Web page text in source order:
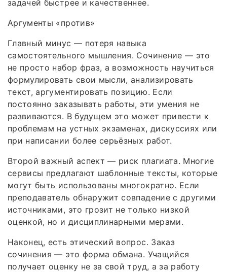
задачей быстрее и качественнее.
Аргументы «против»
Главный минус — потеря навыка
самостоятельного мышления. Сочинение — это
не просто набор фраз, а возможность научиться
формулировать свои мысли, анализировать
текст, аргументировать позицию. Если
постоянно заказывать работы, эти умения не
развиваются. В будущем это может привести к
проблемам на устных экзаменах, дискуссиях или
при написании более серьёзных работ.
Второй важный аспект — риск плагиата. Многие
сервисы предлагают шаблонные тексты, которые
могут быть использованы многократно. Если
преподаватель обнаружит совпадение с другими
источниками, это грозит не только низкой
оценкой, но и дисциплинарными мерами.
Наконец, есть этический вопрос. Заказ
сочинения — это форма обмана. Учащийся
получает оценку не за свой труд, а за работу